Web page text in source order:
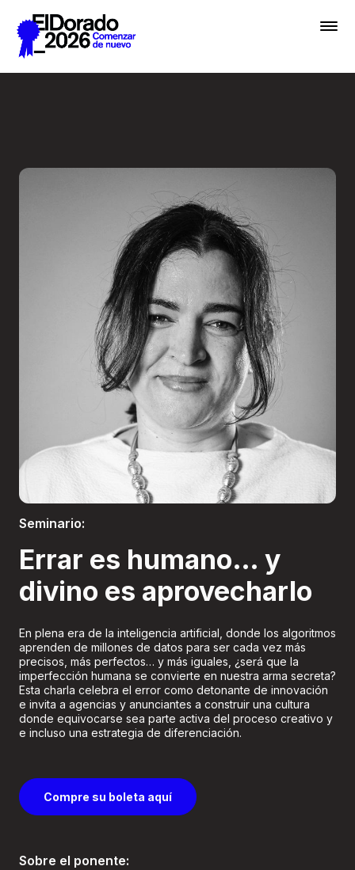
Saltar al contenido principal
Inscribir
Boletería
Seminario:
Errar es humano… y
divino es aprovecharlo
En plena era de la inteligencia artificial, donde los algoritmos
aprenden de millones de datos para ser cada vez más
precisos, más perfectos… y más iguales, ¿será que la
imperfección humana se convierte en nuestra arma secreta?
Esta charla celebra el error como detonante de innovación
e invita a agencias y anunciantes a construir una cultura
donde equivocarse sea parte activa del proceso creativo y
e incluso una estrategia de diferenciación.
Compre su boleta aquí
Sobre el ponente: